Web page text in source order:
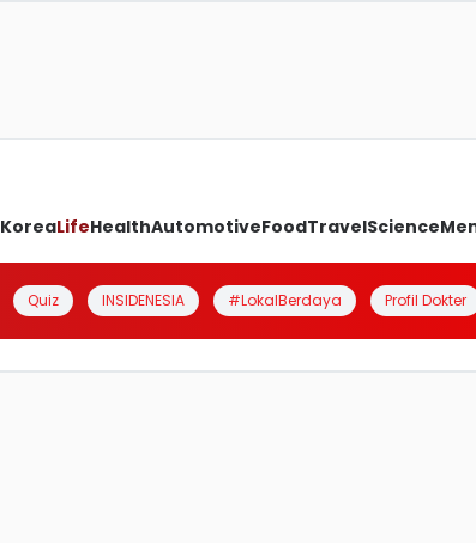
KoreaLifeHealthAutomotiveFoodTravelScience
Quiz INSIDENESIA #LokalBerdaya Profil Dokter